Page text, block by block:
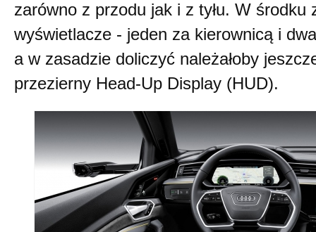
zarówno z przodu jak i z tyłu. W środku
wyświetlacze - jeden za kierownicą i
a w zasadzie doliczyć należałoby
przezierny Head-Up Display (HUD).